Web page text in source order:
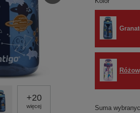
+20
więcej Suma